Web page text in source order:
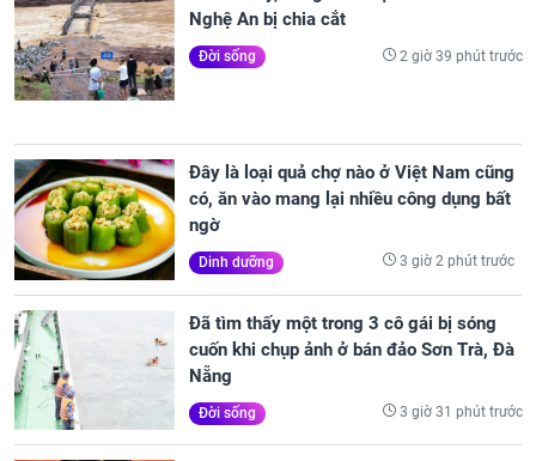
Nghệ An bị chia cắt
Đời sống 2 giờ 39 phút trước
Đây là loại quả chợ nào ở Việt Nam cũng
có, ăn vào mang lại nhiều công dụng bất
ngờ
Dinh dưỡng 3 giờ 2 phút trước
Đã tìm thấy một trong 3 cô gái bị sóng
cuốn khi chụp ảnh ở bán đảo Sơn Trà, Đà
Nẵng
Đời sống 3 giờ 31 phút trước